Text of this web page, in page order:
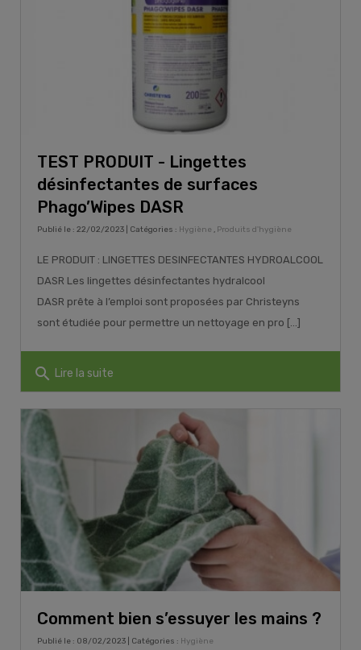
TEST PRODUIT - Lingettes
désinfectantes de surfaces
Phago’Wipes DASR
Publié le : 22/02/2023 | Catégories : Hygiène , Produits d'hygiène
LE PRODUIT : LINGETTES DESINFECTANTES HYDROALCOOL
DASR Les lingettes désinfectantes hydralcool
DASR prête à l’emploi sont proposées par Christeyns
sont étudiée pour permettre un nettoyage en pro [...]
search Lire la suite
Comment bien s’essuyer les mains ?
Publié le : 08/02/2023 | Catégories : Hygiène